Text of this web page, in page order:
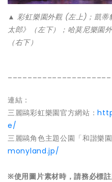
▲ 彩虹樂園外觀 (左上)；凱蒂
太郎》（左下）；哈莫尼樂園
（右下）
連結：
三麗鷗彩虹樂園官方網站：
e/
三麗鷗角色主題公園「和諧樂
monyland.jp/
※使用圖片素材時，請務必標註